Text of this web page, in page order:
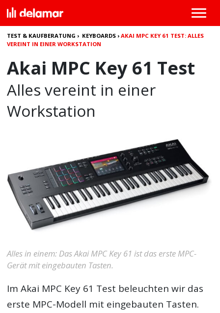
TEST & KAUFBERATUNG › KEYBOARDS ›AKAI MPC KEY 61 TEST: ALLES
VEREINT IN EINER WORKSTATION
Akai MPC Key 61 Test
Alles vereint in einer
Workstation
Alles in einem: Das Akai MPC Key 61 ist das erste MPC-
Gerät mit eingebauten Tasten.
ImAkai MPC Key 61 Test beleuchten wir das
erste MPC-Modell mit eingebauten Tasten.